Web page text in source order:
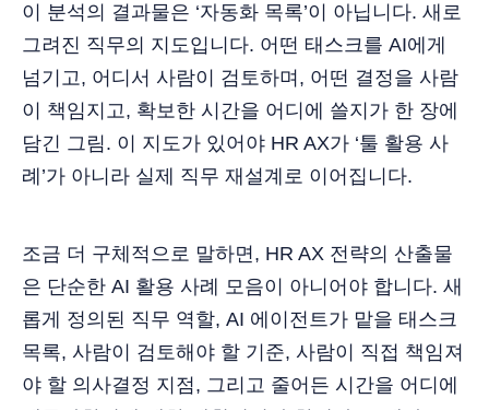
이 분석의 결과물은 ‘자동화 목록’이 아닙니다. 새로
그려진 직무의 지도입니다. 어떤 태스크를 AI에게
넘기고, 어디서 사람이 검토하며, 어떤 결정을 사람
이 책임지고, 확보한 시간을 어디에 쓸지가 한 장에
담긴 그림. 이 지도가 있어야 HR AX가 ‘툴 활용 사
례’가 아니라 실제 직무 재설계로 이어집니다.
조금 더 구체적으로 말하면, HR AX 전략의 산출물
은 단순한 AI 활용 사례 모음이 아니어야 합니다. 새
롭게 정의된 직무 역할, AI 에이전트가 맡을 태스크
목록, 사람이 검토해야 할 기준, 사람이 직접 책임져
야 할 의사결정 지점, 그리고 줄어든 시간을 어디에